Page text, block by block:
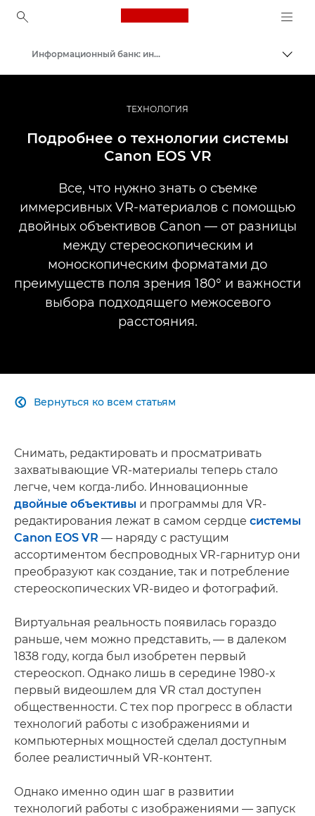
Canon Logo, back to
Профессиональная фото- и видеосъемка
Информационный банк: информационный ресурс для фотографов
ТЕХНОЛОГИЯ
Подробнее о технологии системы
Canon EOS VR
Все, что нужно знать о съемке
иммерсивных VR-материалов с помощью
двойных объективов Canon — от разницы
между стереоскопическим и
моноскопическим форматами до
преимуществ поля зрения 180° и важности
выбора подходящего межосевого
расстояния.
Вернуться ко всем статьям

Снимать, редактировать и просматривать
захватывающие VR-материалы теперь стало
легче, чем когда-либо. Инновационные
двойные объективы и программы для VR-
редактирования лежат в самом сердце системы
Canon EOS VR — наряду с растущим
ассортиментом беспроводных VR-гарнитур они
преобразуют как создание, так и потребление
стереоскопических VR-видео и фотографий.
Виртуальная реальность появилась гораздо
раньше, чем можно представить, — в далеком
1838 году, когда был изобретен первый
стереоскоп. Однако лишь в середине 1980-х
первый видеошлем для VR стал доступен
общественности. С тех пор прогресс в области
технологий работы с изображениями и
компьютерных мощностей сделал доступным
более реалистичный VR-контент.
Однако именно один шаг в развитии
технологий работы с изображениями — запуск